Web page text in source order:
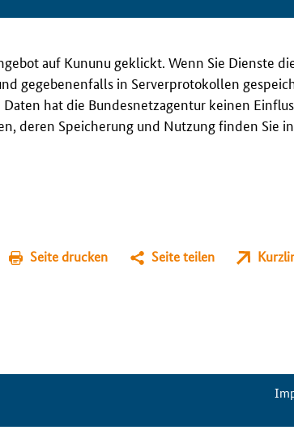
auf Kununu geklickt. Wenn Sie Dienste
gegebenenfalls in Serverprotokollen
hat die Bundesnetzagentur keinen
deren Speicherung und Nutzung finden Sie
Seite drucken Seite teilen
ServiceMenu